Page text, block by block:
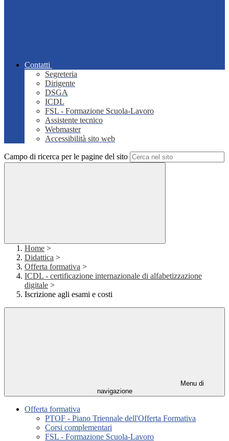
Contatti
Segreteria
Dirigente
DSGA
ICDL
FSL - Formazione Scuola-Lavoro
Assistente tecnico
Webmaster
Accessibilità sito web
Campo di ricerca per le pagine del sito
Home >
Didattica >
Offerta formativa >
ICDL - certificazione internazionale di alfabetizzazione
digitale >
Iscrizione agli esami e costi
Menu di
navigazione
Offerta formativa
PTOF - Piano Triennale dell'Offerta Formativa
Corsi complementari
FSL - Formazione Scuola-Lavoro